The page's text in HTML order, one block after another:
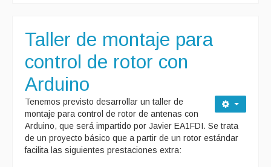
Taller de montaje para
control de rotor con
Arduino
Tenemos previsto desarrollar un taller de
montaje para control de rotor de antenas con
Arduino, que será impartido por Javier EA1FDI. Se trata
de un proyecto básico que a partir de un rotor estándar
facilita las siguientes prestaciones extra: